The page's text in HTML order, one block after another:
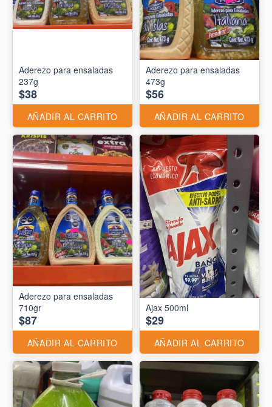
Aderezo para ensaladas
237g
$38
AÑADIR AL CARRITO
Aderezo para ensaladas
473g
$56
AÑADIR AL CARRITO
Aderezo para ensaladas
710gr
$87
AÑADIR AL CARRITO
Ajax 500ml
$29
AÑADIR AL CARRITO